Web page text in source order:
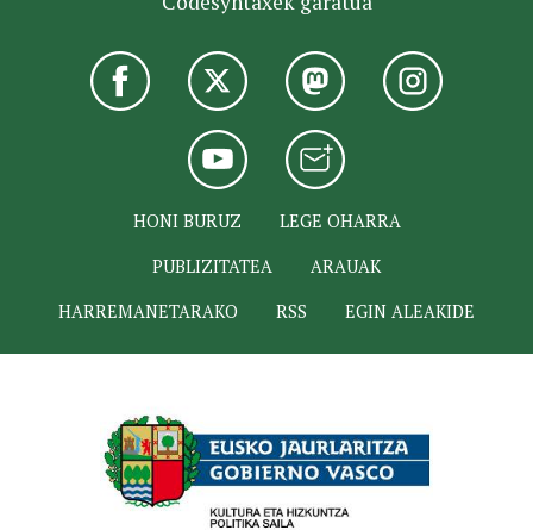
HONI BURUZ
LEGE OHARRA
PUBLIZITATEA
ARAUAK
HARREMANETARAKO
RSS EGIN ALEAKIDE